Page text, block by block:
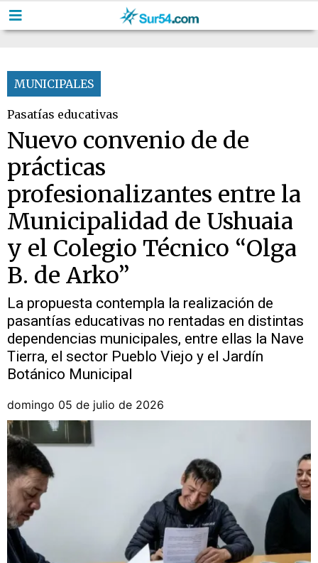
MUNICIPALES
Pasatías educativas
Nuevo convenio de de
prácticas
profesionalizantes entre la
Municipalidad de Ushuaia
y el Colegio Técnico “Olga
B. de Arko”
La propuesta contempla la realización de
pasantías educativas no rentadas en distintas
dependencias municipales, entre ellas la Nave
Tierra, el sector Pueblo Viejo y el Jardín
Botánico Municipal
domingo 05 de julio de 2026